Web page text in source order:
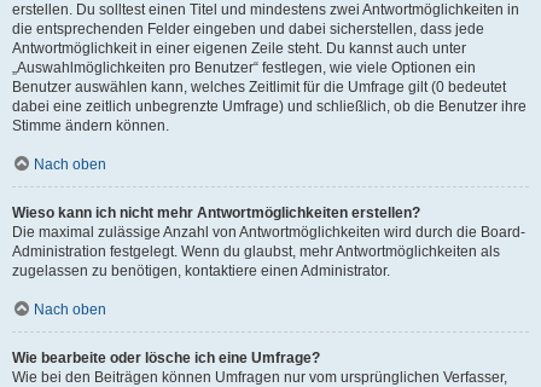
erstellen. Du solltest einen Titel und mindestens zwei Antwortmöglichkeiten in
die entsprechenden Felder eingeben und dabei sicherstellen, dass jede
Antwortmöglichkeit in einer eigenen Zeile steht. Du kannst auch unter
„Auswahlmöglichkeiten pro Benutzer“ festlegen, wie viele Optionen ein
Benutzer auswählen kann, welches Zeitlimit für die Umfrage gilt (0 bedeutet
dabei eine zeitlich unbegrenzte Umfrage) und schließlich, ob die Benutzer ihre
Stimme ändern können.
Nach oben
Wieso kann ich nicht mehr Antwortmöglichkeiten erstellen?
Die maximal zulässige Anzahl von Antwortmöglichkeiten wird durch die Board-
Administration festgelegt. Wenn du glaubst, mehr Antwortmöglichkeiten als
zugelassen zu benötigen, kontaktiere einen Administrator.
Nach oben
Wie bearbeite oder lösche ich eine Umfrage?
Wie bei den Beiträgen können Umfragen nur vom ursprünglichen Verfasser,